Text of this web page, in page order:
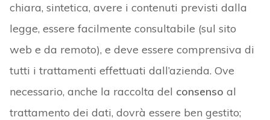
chiara, sintetica, avere i contenuti previsti dalla
legge, essere facilmente consultabile (sul sito
web e da remoto), e deve essere comprensiva di
tutti i trattamenti effettuati dall’azienda. Ove
necessario, anche la raccolta del consenso al
trattamento dei dati, dovrà essere ben gestito;